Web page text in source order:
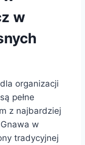
w
organizacji
pełne
z najbardziej
w
tradycyjnej